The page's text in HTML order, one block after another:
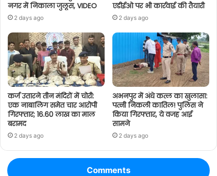
नगर में निकाला जुलूस, VIDEO
2 days ago
एडीईओ पर भी कार्रवाई की तैयारी
2 days ago
कर्ज उतारने तीन मंदिरों में चोरी:
एक नाबालिग समेत चार आरोपी
गिरफ्तार; 16.60 लाख का माल
बरामद
2 days ago
अभनपुर में अंधे कत्ल का खुलासा:
पत्नी निकली कातिल! पुलिस ने
किया गिरफ्तार, ये वजह आई
सामने
2 days ago
Comments